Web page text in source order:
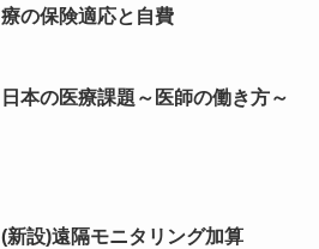
療の保険適応と自費
日本の医療課題～医師の働き方～
(新設)遠隔モニタリング加算